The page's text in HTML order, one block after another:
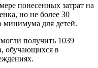
понесенных затрат на
но не более 30
для детей.
получить 1039
обучающихся в